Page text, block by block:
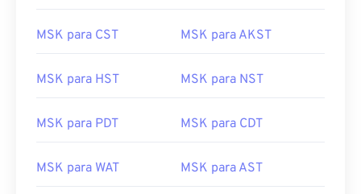
MSK para CST MSK para AKST
MSK para HST MSK para NST
MSK para PDT MSK para CDT
MSK para WAT MSK para AST